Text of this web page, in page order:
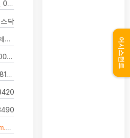
1998년 11월 03일
닥
전자 부품 제조업
13011-0049246
124-81-58831
www.vissem.com
어시스턴트